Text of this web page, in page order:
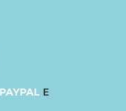
PAYPAL E